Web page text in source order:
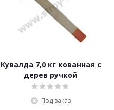
Кувалда 7,0 кг кованная с
дерев ручкой
Под заказ